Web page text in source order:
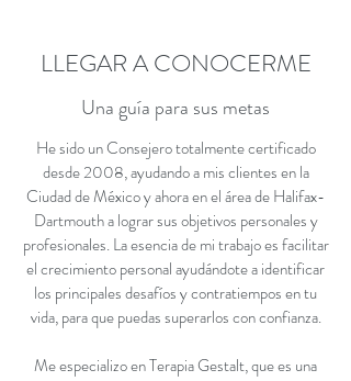
LLEGAR A CONOCERME
Una guía para sus metas
He sido un Consejero totalmente certificado
desde 2008, ayudando a mis clientes en la
Ciudad de México y ahora en el área de Halifax-
Dartmouth a lograr sus objetivos personales y
profesionales. La esencia de mi trabajo es facilitar
el crecimiento personal ayudándote a identificar
los principales desafíos y contratiempos en tu
vida, para que puedas superarlos con confianza.
Me especializo en Terapia Gestalt, que es una